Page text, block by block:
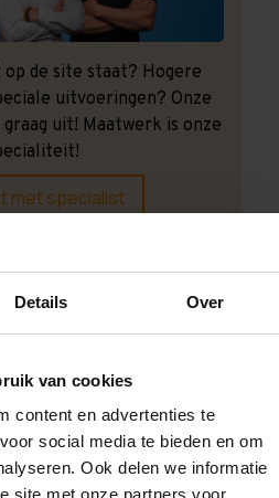
Details Over
van cookies
content en advertenties te
social media te bieden en om
Ook delen we informatie
site met onze partners voor
op de site staat? Hogere
uitvoeringen? Onze
uit! Maatwerk is onze
met specialist
het doen!